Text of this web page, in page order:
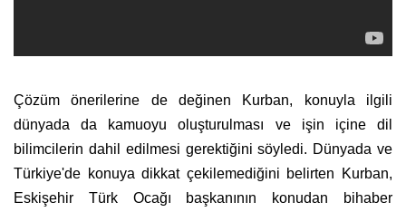
Çözüm önerilerine de değinen Kurban, konuyla ilgili
dünyada da kamuoyu oluşturulması ve işin içine dil
bilimcilerin dahil edilmesi gerektiğini söyledi. Dünyada ve
Türkiye'de konuya dikkat çekilemediğini belirten Kurban,
Eskişehir Türk Ocağı başkanının konudan bihaber